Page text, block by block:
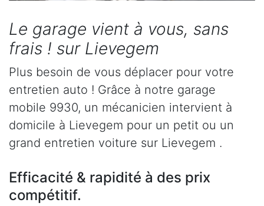
Le garage vient à vous, sans
frais ! sur Lievegem
Plus besoin de vous déplacer pour votre
entretien auto ! Grâce à notre garage
mobile 9930, un mécanicien intervient à
domicile à Lievegem pour un petit ou un
grand entretien voiture sur Lievegem .
Efficacité & rapidité à des prix
compétitif.